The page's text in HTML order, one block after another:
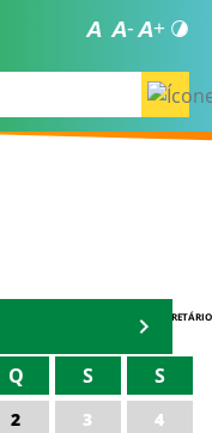
AGENDA DO SECRETÁRIO
Q S S
2 3
4